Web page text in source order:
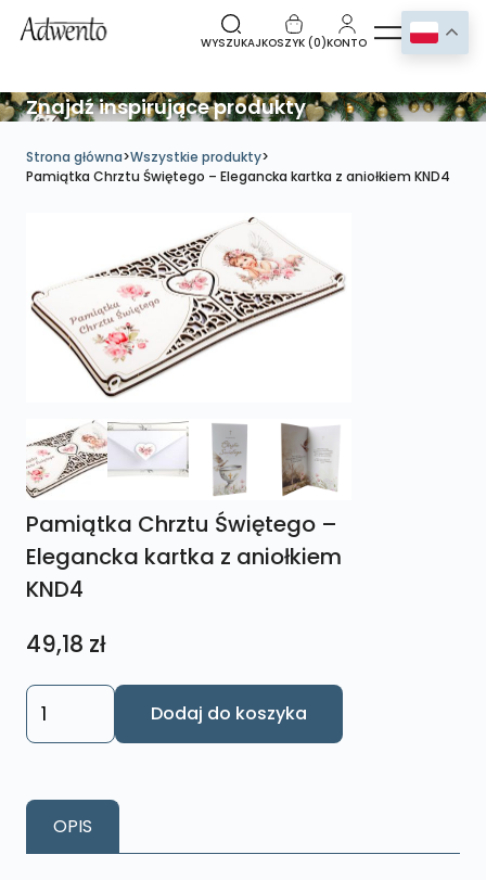
WYSZUKAJKOSZYK (0)KONTO
Znajdź inspirujące produkty
Strona główna>Wszystkie produkty>
Pamiątka Chrztu Świętego – Elegancka kartka z aniołkiem KND4
Pamiątka Chrztu Świętego –
Elegancka kartka z aniołkiem
KND4
49,18 zł
ilość
Pamiątka
-
Elegancka
Dodaj do koszyka
OPIS